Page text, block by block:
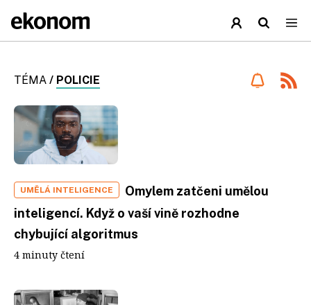
TÉMA / POLICIE
UMĚLÁ INTELIGENCE
Omylem zatčeni umělou
inteligencí. Když o vaší vině rozhodne
chybující algoritmus
4 minuty čtení